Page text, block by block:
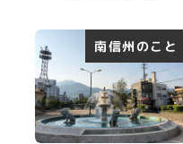
南信州のこと